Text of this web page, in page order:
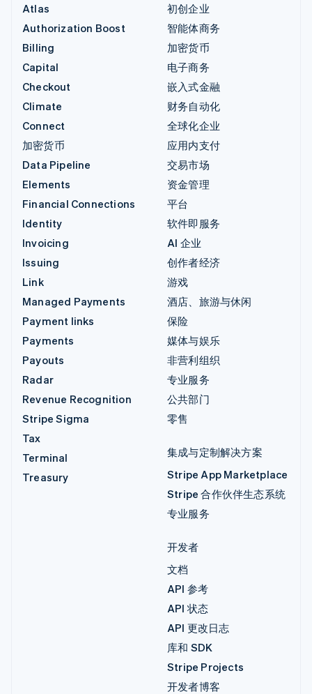
Atlas
Authorization Boost
Billing
Capital
Checkout
Climate
Connect
加密货币
Data Pipeline
Elements
Financial Connections
Identity
Invoicing
Issuing
Link
Managed Payments
Payment links
Payments
Payouts
Radar
Revenue Recognition
Stripe Sigma
Tax
Terminal
Treasury
初创企业
智能体商务
加密货币
电子商务
嵌入式金融
财务自动化
全球化企业
应用内支付
交易市场
资金管理
平台
软件即服务
AI 企业
创作者经济
游戏
酒店、旅游与休闲
保险
媒体与娱乐
非营利组织
专业服务
公共部门
零售
集成与定制解决方案
Stripe App Marketplace
Stripe 合作伙伴生态系统
专业服务
开发者
文档
API 参考
API 状态
API 更改日志
库和 SDK
Stripe Projects
开发者博客